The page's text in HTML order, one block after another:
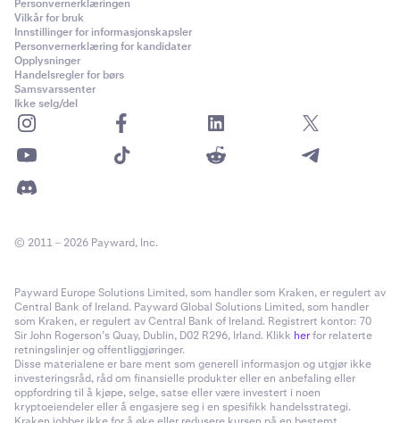
Personvernerklæringen
Vilkår for bruk
Innstillinger for informasjonskapsler
Personvernerklæring for kandidater
Opplysninger
Handelsregler for børs
Samsvarssenter
Ikke selg/del
© 2011 – 2026 Payward, Inc.
Payward Europe Solutions Limited, som handler som Kraken, er regulert av
Central Bank of Ireland. Payward Global Solutions Limited, som handler
som Kraken, er regulert av Central Bank of Ireland. Registrert kontor: 70
Sir John Rogerson’s Quay, Dublin, D02 R296, Irland. Klikk herfor relaterte
retningslinjer og offentliggjøringer.
Disse materialene er bare ment som generell informasjon og utgjør ikke
investeringsråd, råd om finansielle produkter eller en anbefaling eller
oppfordring til å kjøpe, selge, satse eller være investert i noen
kryptoeiendeler eller å engasjere seg i en spesifikk handelsstrategi.